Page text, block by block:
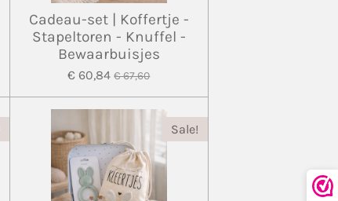
Cadeau-set | Koffertje -
Stapeltoren - Knuffel -
Bewaarbuisjes
€ 60,84 € 67,60
Sale!